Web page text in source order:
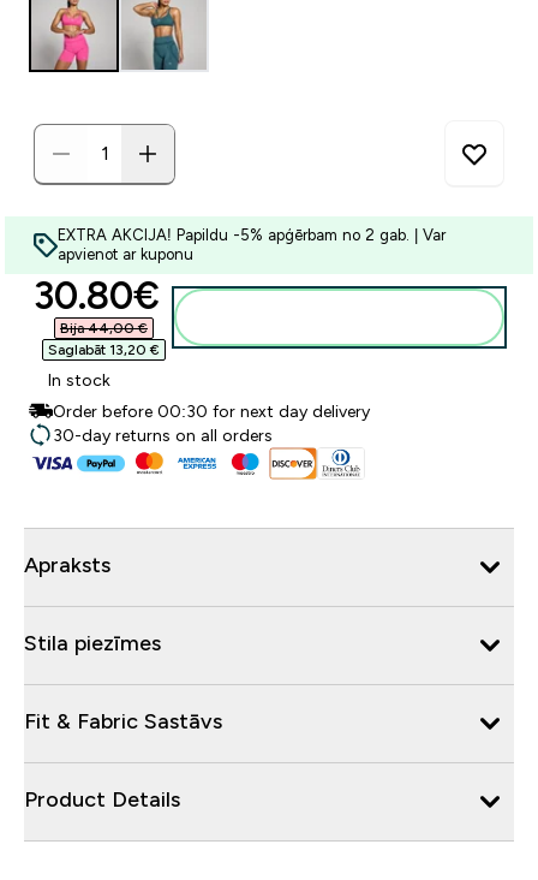
EXTRA AKCIJA! Papildu -5% apģērbam no 2 gab. | Var
apvienot ar kuponu
discounted price
30.80€‎
Bija 44,00 €‎
Saglabāt 13,20 €‎
In stock
Order before 00:30 for next day delivery
30-day returns on all orders
Apraksts
Stila piezīmes
Fit & Fabric Sastāvs
Product Details